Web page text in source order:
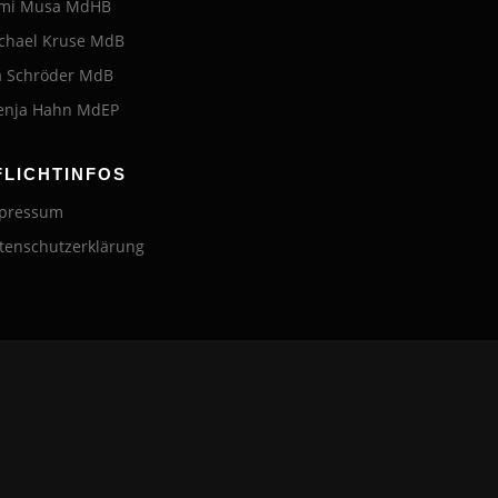
Musa MdHB
Kruse MdB
Schröder MdB
Hahn MdEP